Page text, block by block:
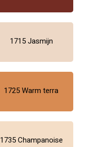
1715 Jasmijn
1725 Warm terra
1735 Champanoise